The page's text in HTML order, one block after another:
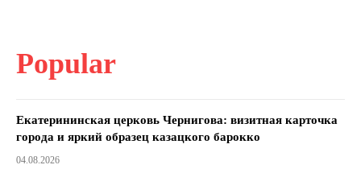
Popular
Екатерининская церковь Чернигова: визитная карточка
города и яркий образец казацкого барокко
04.08.2026